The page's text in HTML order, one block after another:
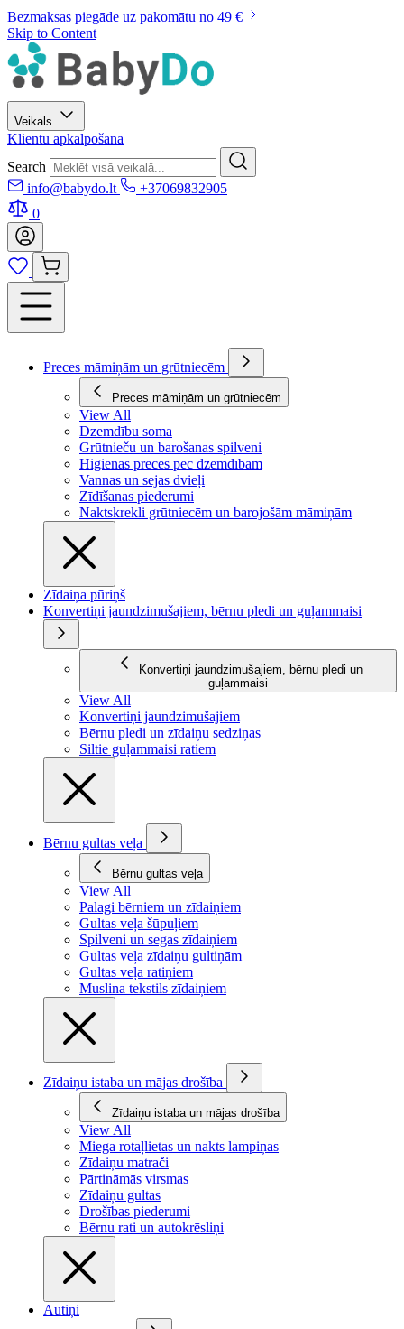
Bezmaksas piegāde uz pakomātu no 49 €
Skip to Content
Veikals
Klientu apkalpošana
Search
info@babydo.lt
+37069832905
0
Preces māmiņām un grūtniecēm
Preces māmiņām un grūtniecēm
View All
Dzemdību soma
Grūtnieču un barošanas spilveni
Higiēnas preces pēc dzemdībām
Vannas un sejas dvieļi
Zīdīšanas piederumi
Naktskrekli grūtniecēm un barojošām māmiņām
Zīdaiņa pūriņš
Konvertiņi jaundzimušajiem, bērnu pledi un guļammaisi
Konvertiņi jaundzimušajiem, bērnu pledi un
guļammaisi
View All
Konvertiņi jaundzimušajiem
Bērnu pledi un zīdaiņu sedziņas
Siltie guļammaisi ratiem
Bērnu gultas veļa
Bērnu gultas veļa
View All
Palagi bērniem un zīdaiņiem
Gultas veļa šūpuļiem
Spilveni un segas zīdaiņiem
Gultas veļa zīdaiņu gultiņām
Gultas veļa ratiņiem
Muslina tekstils zīdaiņiem
Zīdaiņu istaba un mājas drošība
Zīdaiņu istaba un mājas drošība
View All
Miega rotaļlietas un nakts lampiņas
Zīdaiņu matrači
Pārtināmās virsmas
Zīdaiņu gultas
Drošības piederumi
Bērnu rati un autokrēsliņi
Autiņi